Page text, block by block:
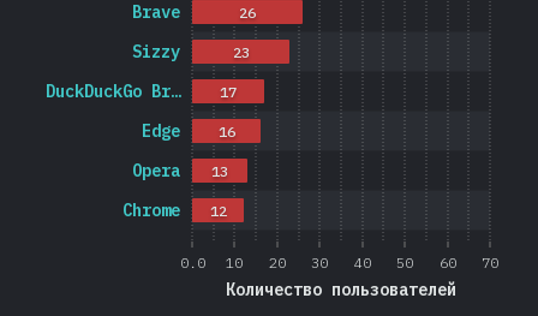
0.0 10 20 30 40 50 60 70
Количество пользователей
Chrome
Opera
Edge
DuckDuckGo Br…
Sizzy
Brave
12
13
16
17
23
26